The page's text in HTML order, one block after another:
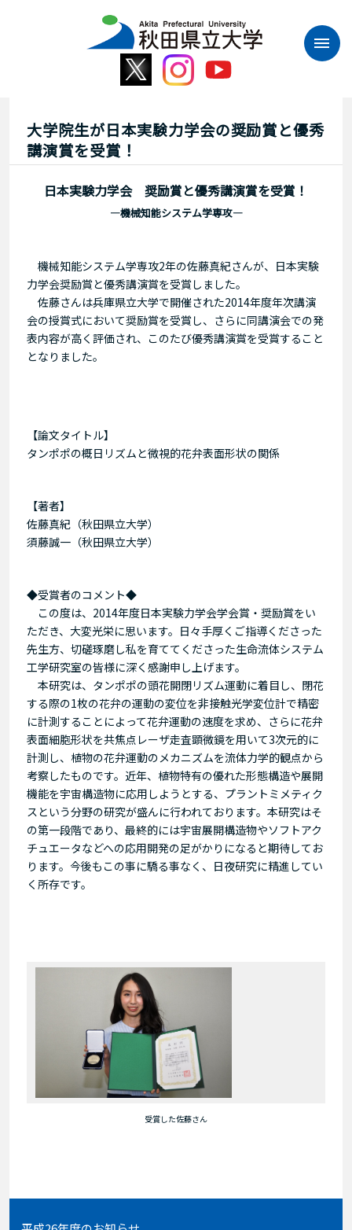
大学院生が日本実験力学会の奨励賞と優秀
講演賞を受賞！
日本実験力学会 奨励賞と優秀講演賞を受賞！
―機械知能システム学専攻―
機械知能システム学専攻2年の佐藤真紀さんが、日本実験
力学会奨励賞と優秀講演賞を受賞しました。
佐藤さんは兵庫県立大学で開催された2014年度年次講演
会の授賞式において奨励賞を受賞し、さらに同講演会での発
表内容が高く評価され、このたび優秀講演賞を受賞すること
となりました。
【論文タイトル】
タンポポの概日リズムと微視的花弁表面形状の関係
【著者】
佐藤真紀（秋田県立大学）
須藤誠一（秋田県立大学）
◆受賞者のコメント◆
この度は、2014年度日本実験力学会学会賞・奨励賞をい
ただき、大変光栄に思います。日々手厚くご指導くださった
先生方、切磋琢磨し私を育ててくださった生命流体システム
工学研究室の皆様に深く感謝申し上げます。
本研究は、タンポポの頭花開閉リズム運動に着目し、閉花
する際の1枚の花弁の運動の変位を非接触光学変位計で精密
に計測することによって花弁運動の速度を求め、さらに花弁
表面細胞形状を共焦点レーザ走査顕微鏡を用いて3次元的に
計測し、植物の花弁運動のメカニズムを流体力学的観点から
考察したものです。近年、植物特有の優れた形態構造や展開
機能を宇宙構造物に応用しようとする、プラントミメティク
スという分野の研究が盛んに行われております。本研究はそ
の第一段階であり、最終的には宇宙展開構造物やソフトアク
チュエータなどへの応用開発の足がかりになると期待してお
ります。今後もこの事に驕る事なく、日夜研究に精進してい
く所存です。
受賞した佐藤さん